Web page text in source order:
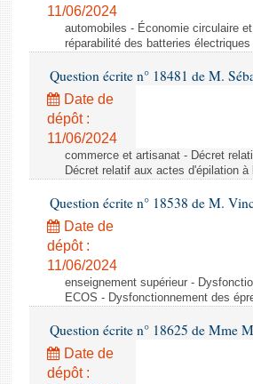
11/06/2024
automobiles - Économie circulaire
réparabilité des batteries électriques
Question écrite n° 18481 de M.
Date de
dépôt :
11/06/2024
commerce et artisanat - Décret
Décret relatif aux actes d'épilation
Question écrite n° 18538 de M.
Date de
dépôt :
11/06/2024
enseignement supérieur -
ECOS - Dysfonctionnement des
Question écrite n° 18625 de Mme
Date de
dépôt :